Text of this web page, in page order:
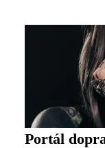
Portál